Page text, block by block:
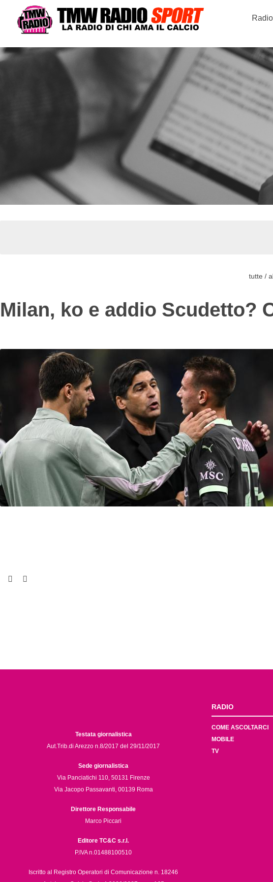
Radio
tutte /
Milan, ko e addio Scudetto?
Testata giornalistica
Aut.Trib.di Arezzo n.8/2017 del 29/11/2017
Sede giornalistica
Via Panciatichi 110, 50131 Firenze
Via Jacopo Passavanti, 00139 Roma
Direttore Responsabile
Marco Piccari
Editore TC&C s.r.l.
P.IVA n.01488100510
Iscritto al Registro Operatori di Comunicazione n. 18246
RADIO
COME ASCOLTARCI
MOBILE
TV